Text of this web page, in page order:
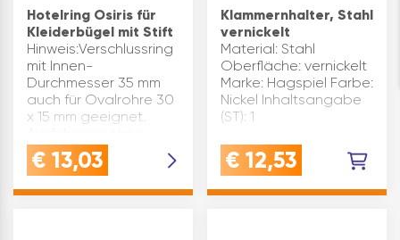
Hotelring Osiris für
Kleiderbügel mit Stift
Hinweis:Verschlussring
mit Innen-
Durchmesser 35 mm
auch für Ovalrohre 30
x 15 mm geeignet.
Verschluss Material:
Kunststoff Marke:
30 Farbe: Schwarz
€ 13,03
Klammernhalter, Stahl
vernickelt
Material: Stahl
Oberfläche: vernickelt
Marke: Hagspiel Farbe:
Nickel Inhaltsangabe
(ST): 1
€ 12,53